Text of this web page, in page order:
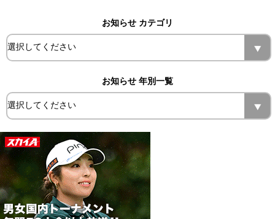
お知らせ カテゴリ
お知らせ 年別一覧